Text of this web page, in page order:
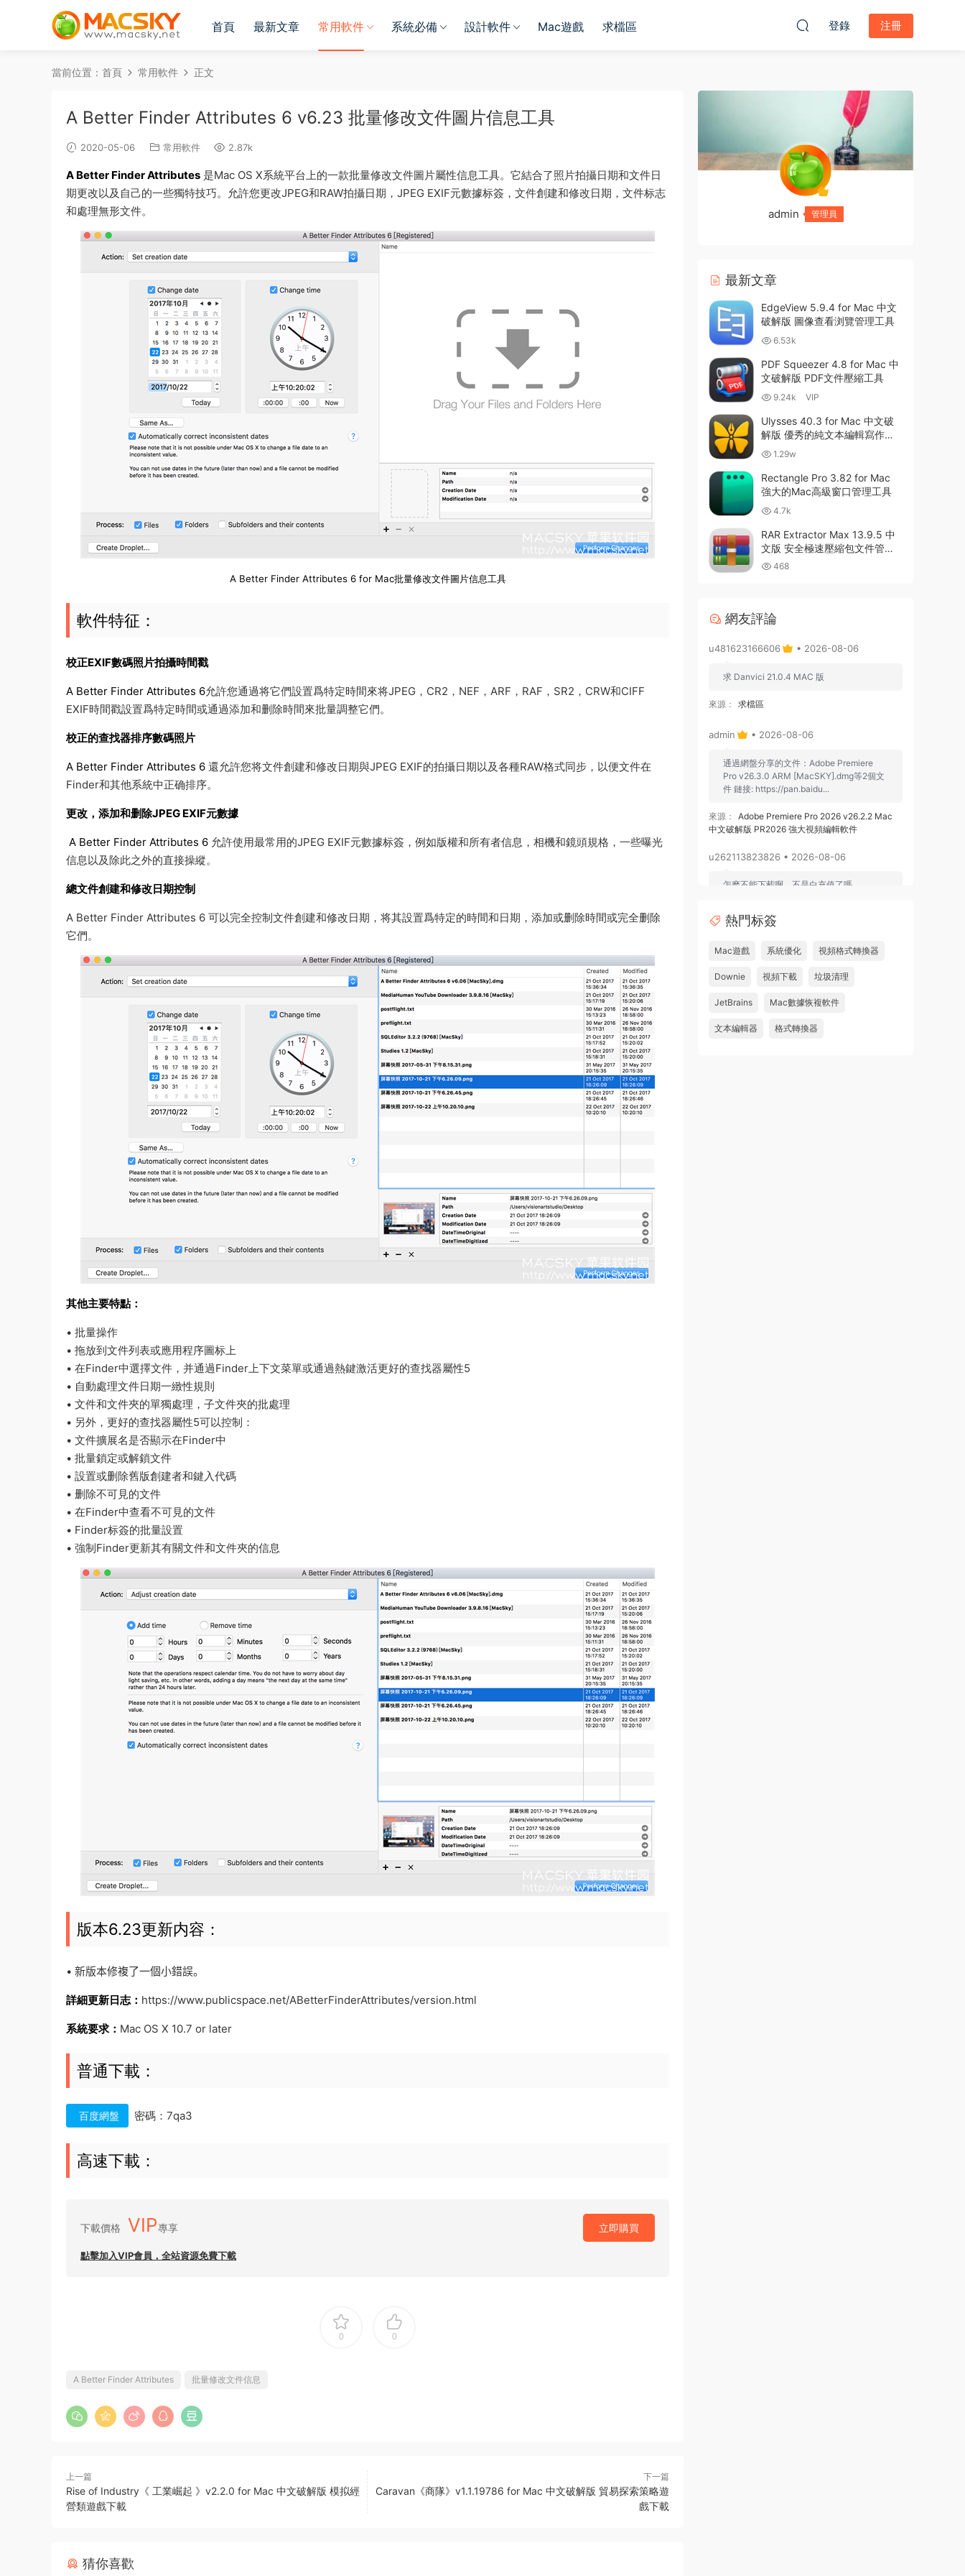
首頁 最新文章 常用軟件 系統必備 設計軟件 Mac遊戲 求檔區 登錄 注冊
當前位置： 首頁 常用軟件 正文
A Better Finder Attributes 6 v6.23 批量修改文件圖片信息工具
2020-05-06 常用軟件 2.87k
A Better Finder Attributes 是Mac OS X系統平台上的一款批量修改文件圖片屬性信息工具。它結合了照片拍攝日期和文件日
期更改以及自己的一些獨特技巧。允許您更改JPEG和RAW拍攝日期，JPEG EXIF元數據标簽，文件創建和修改日期，文件标志
和處理無形文件。
A Better Finder Attributes 6 for Mac批量修改文件圖片信息工具
軟件特征：
校正EXIF數碼照片拍攝時間戳
A Better Finder Attributes 6允許您通過将它們設置爲特定時間來将JPEG，CR2，NEF，ARF，RAF，SR2，CRW和CIFF
EXIF時間戳設置爲特定時間或通過添加和删除時間來批量調整它們。
校正的查找器排序數碼照片
A Better Finder Attributes 6 還允許您将文件創建和修改日期與JPEG EXIF的拍攝日期以及各種RAW格式同步，以便文件在
Finder和其他系統中正确排序。
更改，添加和删除JPEG EXIF元數據
A Better Finder Attributes 6 允許使用最常用的JPEG EXIF元數據标簽，例如版權和所有者信息，相機和鏡頭規格，一些曝光
信息以及除此之外的直接操縱。
總文件創建和修改日期控制
A Better Finder Attributes 6 可以完全控制文件創建和修改日期，将其設置爲特定的時間和日期，添加或删除時間或完全删除
它們。
其他主要特點：
• 批量操作
• 拖放到文件列表或應用程序圖标上
• 在Finder中選擇文件，并通過Finder上下文菜單或通過熱鍵激活更好的查找器屬性5
• 自動處理文件日期一緻性規則
• 文件和文件夾的單獨處理，子文件夾的批處理
• 另外，更好的查找器屬性5可以控制：
• 文件擴展名是否顯示在Finder中
• 批量鎖定或解鎖文件
• 設置或删除舊版創建者和鍵入代碼
• 删除不可見的文件
• 在Finder中查看不可見的文件
• Finder标簽的批量設置
• 強制Finder更新其有關文件和文件夾的信息
版本6.23更新内容：
• 新版本修複了一個小錯誤。
詳細更新日志： https://www.publicspace.net/ABetterFinderAttributes/version.html
系統要求： Mac OS X 10.7 or later
普通下載：
百度網盤 密碼：7qa3
高速下載：
下載價格 VIP專享 立即購買
點擊加入VIP會員，全站資源免費下載
0 0
A Better Finder Attributes 批量修改文件信息
上一篇
Rise of Industry《 工業崛起 》v2.2.0 for Mac 中文破解版 模拟經
營類遊戲下載
下一篇
Caravan《商隊》v1.1.19786 for Mac 中文破解版 貿易探索策略遊
戲下載
猜你喜歡
admin 管理員
最新文章
EdgeView 5.9.4 for Mac 中文
破解版 圖像查看浏覽管理工具
6.53k
PDF Squeezer 4.8 for Mac 中
文破解版 PDF文件壓縮工具
9.24k VIP
Ulysses 40.3 for Mac 中文破
解版 優秀的純文本編輯寫作軟
件 1.29w
Rectangle Pro 3.82 for Mac
強大的Mac高級窗口管理工具
4.7k
RAR Extractor Max 13.9.5 中
文版 安全極速壓縮包文件管理
器 468
網友評論
u481623166606 • 2026-08-06
求 Danvici 21.0.4 MAC 版
來源： 求檔區
admin • 2026-08-06
通過網盤分享的文件：Adobe Premiere
Pro v26.3.0 ARM [MacSKY].dmg等2個文
件 鏈接: https://pan.baidu...
來源：
Adobe Premiere Pro 2026 v26.2.2 Mac
中文破解版 PR2026 強大視頻編輯軟件
u262113823826 • 2026-08-06
怎麽不能下載啊，不是白充值了嗎
來源：
Adobe Premiere Pro 2026 v26.2.2 Mac
中文破解版 PR2026 強大視頻編輯軟件
u604731536624 • 2026-07-15
中文破解版
熱門标簽
Mac遊戲 系統優化 視頻格式轉換器
Downie 視頻下載 垃圾清理
JetBrains Mac數據恢複軟件
文本編輯器 格式轉換器